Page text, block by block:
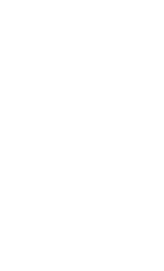
させていただ
了承ください。
をご了承くださ
です。
ありません。
です。
ず変更すること
1000ppm以下、
) : 1000ppm、
、
貨物等」とい
可)を取得する
要な手段を講じ
これらの製造装